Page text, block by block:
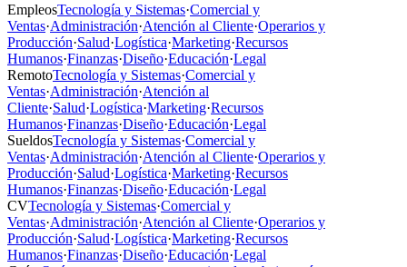
EmpleosTecnología y Sistemas·Comercial y
Ventas·Administración·Atención al Cliente·Operarios y
Producción·Salud·Logística·Marketing·Recursos
Humanos·Finanzas·Diseño·Educación·Legal
RemotoTecnología y Sistemas·Comercial y
Ventas·Administración·Atención al
Cliente·Salud·Logística·Marketing·Recursos
Humanos·Finanzas·Diseño·Educación·Legal
SueldosTecnología y Sistemas·Comercial y
Ventas·Administración·Atención al Cliente·Operarios y
Producción·Salud·Logística·Marketing·Recursos
Humanos·Finanzas·Diseño·Educación·Legal
CVTecnología y Sistemas·Comercial y
Ventas·Administración·Atención al Cliente·Operarios y
Producción·Salud·Logística·Marketing·Recursos
Humanos·Finanzas·Diseño·Educación·Legal